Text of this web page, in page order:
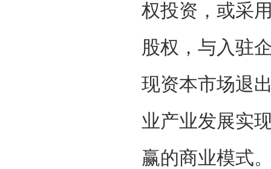
权投资，或采
股权，与入驻
现资本市场退
业产业发展实
赢的商业模式